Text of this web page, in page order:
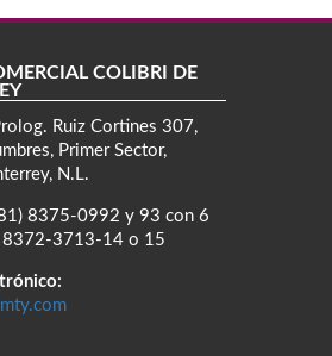
COLIBRÍ DE
Ruiz Cortines 307,
Primer Sector,
N.L.
8375-0992 y 93 con 6
8372-3713-14 o 15